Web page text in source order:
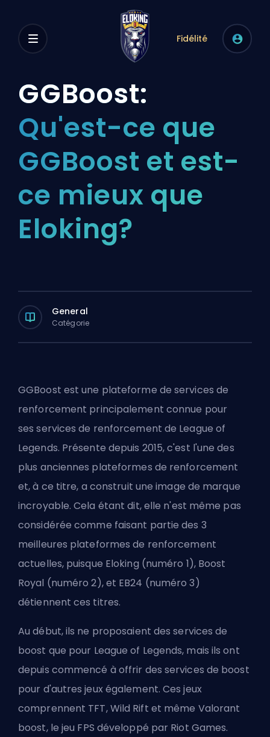
Fidélité
GGBoost:
Qu'est-ce que
GGBoost et est-
ce mieux que
Eloking?
General
Catégorie
GGBoost est une plateforme de services de
renforcement principalement connue pour
sesservices de renforcement de League of
Legends. Présente depuis 2015, c'est l'une des
plus anciennes plateformes de renforcement
et, à ce titre, a construit une image de marque
incroyable. Cela étant dit, elle n'est même pas
considérée comme faisant partie des 3
meilleures plateformes de renforcement
actuelles, puisque Eloking (numéro 1), Boost
Royal (numéro 2), et EB24 (numéro 3)
détiennent ces titres.
Au début, ils ne proposaient des services de
boost que pour League of Legends, mais ils ont
depuis commencé à offrir des services de boost
pour d'autres jeux également. Ces jeux
comprennent TFT, Wild Rift et même Valorant
boost, le jeu FPS développé par Riot Games.